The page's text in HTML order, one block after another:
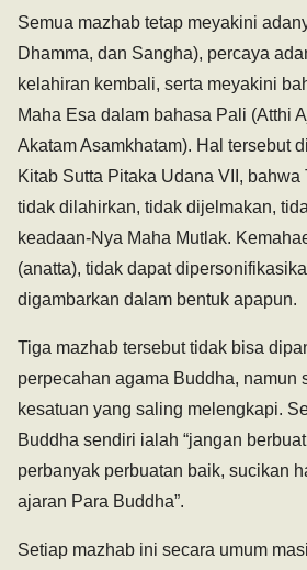
Semua mazhab tetap meyakini
Dhamma, dan Sangha), percaya
kelahiran kembali, serta meyakini
Maha Esa dalam bahasa Pali (Atthi
Akatam Asamkhatam). Hal tersebut
Kitab Sutta Pitaka Udana VII, bahwa
tidak dilahirkan, tidak dijelmakan,
keadaan-Nya Maha Mutlak.
(anatta), tidak dapat
digambarkan dalam bentuk apapun.
Tiga mazhab tersebut tidak bisa
perpecahan agama Buddha, namun
kesatuan yang saling melengkapi.
Buddha sendiri ialah “jangan
perbanyak perbuatan baik, sucikan
ajaran Para Buddha”.
Setiap mazhab ini secara umum